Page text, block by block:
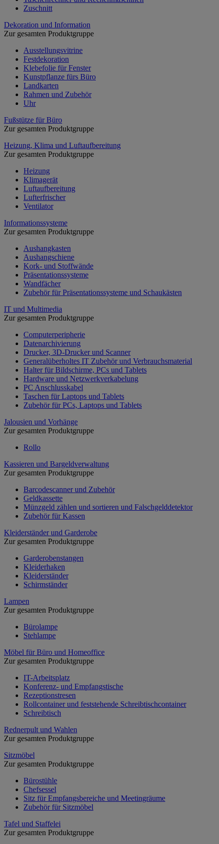
Zuschnitt
Dekoration und Information
Zur gesamten Produktgruppe
Ausstellungsvitrine
Festdekoration
Klebefolie für Fenster
Kunstpflanze fürs Büro
Landkarten
Rahmen und Zubehör
Uhr
Fußstütze für Büro
Zur gesamten Produktgruppe
Heizung, Klima und Luftaufbereitung
Zur gesamten Produktgruppe
Heizung
Klimagerät
Luftaufbereitung
Lufterfrischer
Ventilator
Informationssysteme
Zur gesamten Produktgruppe
Aushangkasten
Aushangschiene
Kork- und Stoffwände
Präsentationssysteme
Wandfächer
Zubehör für Präsentationssysteme und Schaukästen
IT und Multimedia
Zur gesamten Produktgruppe
Computerperipherie
Datenarchivierung
Drucker, 3D-Drucker und Scanner
Generalüberholtes IT Zubehör und Verbrauchsmaterial
Halter für Bildschirme, PCs und Tablets
Hardware und Netzwerkverkabelung
PC Anschlusskabel
Taschen für Laptops und Tablets
Zubehör für PCs, Laptops und Tablets
Jalousien und Vorhänge
Zur gesamten Produktgruppe
Rollo
Kassieren und Bargeldverwaltung
Zur gesamten Produktgruppe
Barcodescanner und Zubehör
Geldkassette
Münzgeld zählen und sortieren und Falschgelddetektor
Zubehör für Kassen
Kleiderständer und Garderobe
Zur gesamten Produktgruppe
Garderobenstangen
Kleiderhaken
Kleiderständer
Schirmständer
Lampen
Zur gesamten Produktgruppe
Bürolampe
Stehlampe
Möbel für Büro und Homeoffice
Zur gesamten Produktgruppe
IT-Arbeitsplatz
Konferenz- und Empfangstische
Rezeptionstresen
Rollcontainer und feststehende Schreibtischcontainer
Schreibtisch
Rednerpult und Wahlen
Zur gesamten Produktgruppe
Sitzmöbel
Zur gesamten Produktgruppe
Bürostühle
Chefsessel
Sitz für Empfangsbereiche und Meetingräume
Zubehör für Sitzmöbel
Tafel und Staffelei
Zur gesamten Produktgruppe